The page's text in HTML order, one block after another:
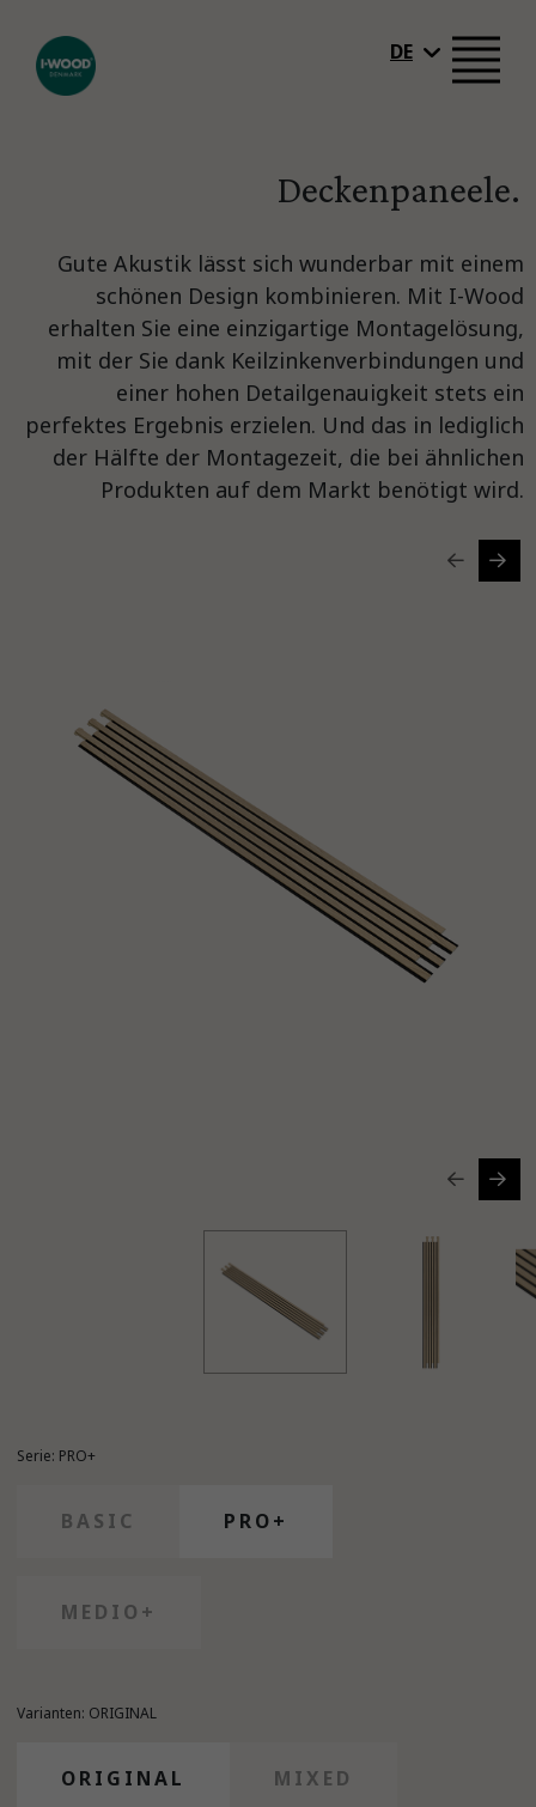
DE
Deckenpaneele.
Gute Akustik lässt sich wunderbar mit einem
schönen Design kombinieren. Mit I-Wood
erhalten Sie eine einzigartige Montagelösung,
mit der Sie dank Keilzinkenverbindungen und
einer hohen Detailgenauigkeit stets ein
perfektes Ergebnis erzielen. Und das in lediglich
der Hälfte der Montagezeit, die bei ähnlichen
Produkten auf dem Markt benötigt wird.
Serie: PRO+
BASIC PRO+
MEDIO+
Varianten: ORIGINAL
ORIGINAL MIXED